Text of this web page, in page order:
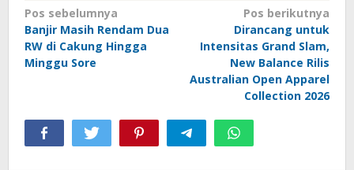
Navigasi
pos
Pos sebelumnya
Banjir Masih Rendam Dua
RW di Cakung Hingga
Minggu Sore
Pos berikutnya
Dirancang untuk
Intensitas Grand Slam,
New Balance Rilis
Australian Open Apparel
Collection 2026